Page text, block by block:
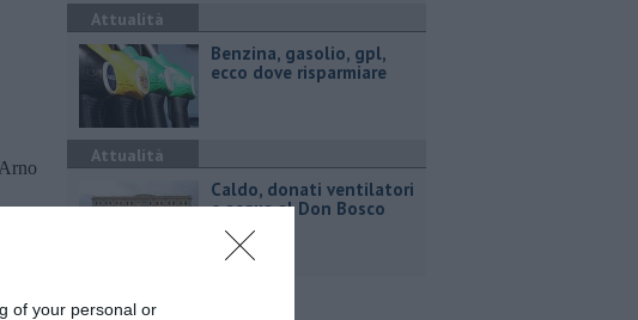
of your personal or
Attualità
​Benzina, gasolio, gpl,
ecco dove risparmiare
Attualità
Caldo, donati ventilatori
e acqua al Don Bosco